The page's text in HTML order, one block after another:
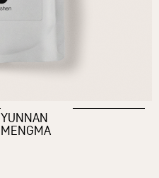
YUNNAN
MENGMA